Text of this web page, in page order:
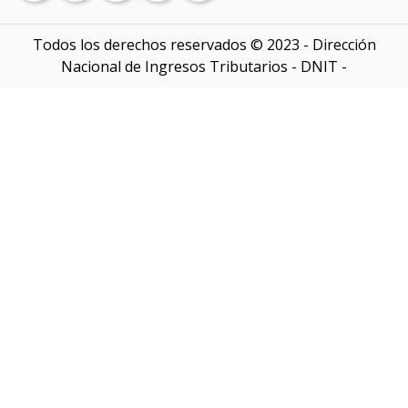
Auditores externos Impositivos
Softwares y sistemas
Banco Central del Paraguay
SEPRELAD
Denuncias
Contáctenos
Todos los derechos reservados © 2023 - Dirección
Nacional de Ingresos Tributarios - DNIT -